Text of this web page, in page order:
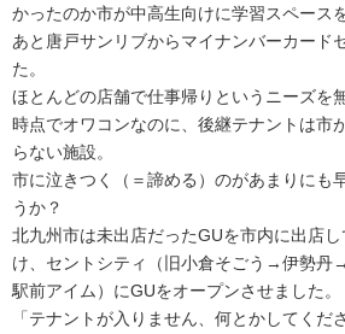
かったのか市が中高生向けに学習スペース
あと唐戸サンリブからマイナンバーカード
た。
ほとんどの店舗で仕事帰りというニーズを
時点でオワコンなのに、後継テナントは市
らない施設。
市に泣きつく（＝諦める）のがあまりにも
うか？
北九州市は未出店だったGUを市内に出店
け、セントシティ（旧小倉そごう→伊勢
駅前アイム）にGUをオープンさせました
「テナントが入りません、何とかしてくだ